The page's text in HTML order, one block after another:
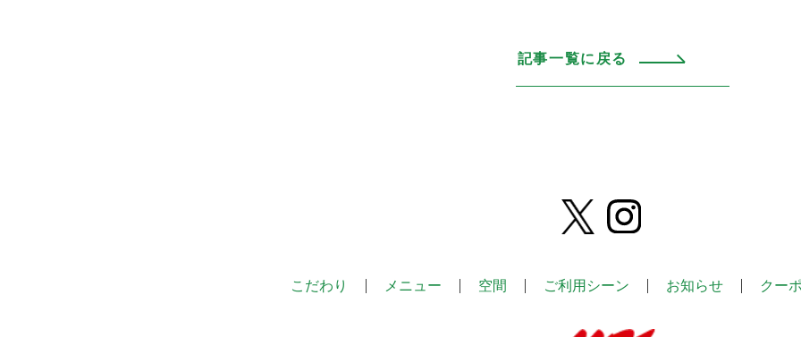
記事一覧に戻る
こだわり メニュー 空間 ご利用シーン お知らせ クー